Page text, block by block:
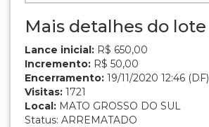
Mais detalhes do lote
Lance inicial: R$ 650,00
Incremento: R$ 50,00
Encerramento: 19/11/2020 12:46 (DF)
Visitas: 1721
Local: MATO GROSSO DO SUL
Status: ARREMATADO